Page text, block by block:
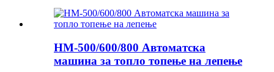
HM-500/600/800 Автоматска
машина за топло топење на лепење